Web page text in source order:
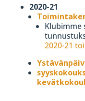
2020-21
Klubimme
2020-21